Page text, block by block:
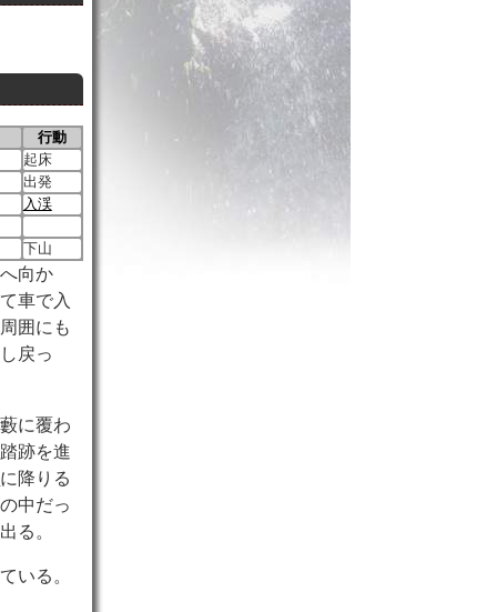
行動
起床
出発
入渓
下山
向か
車で入
囲にも
戻っ
に覆わ
跡を進
に降りる
中だっ
る。
いる。